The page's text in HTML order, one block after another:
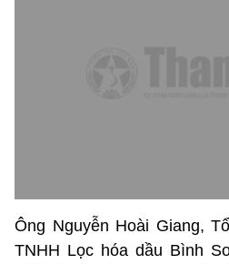
Ông Nguyễn Hoài Giang,
TNHH Lọc hóa dầu Bình